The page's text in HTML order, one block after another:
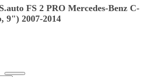
FS 2 PRO Mercedes-Benz C-
9") 2007-2014